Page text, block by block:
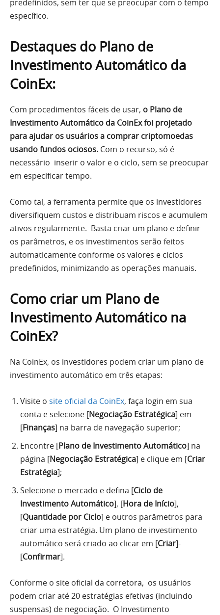
predefinidos, sem ter que se preocupar com o tempo
específico.
Destaques do Plano de
Investimento Automático da
CoinEx:
Com procedimentos fáceis de usar, o Plano de
Investimento Automático da CoinEx foi projetado
para ajudar os usuários a comprar criptomoedas
usando fundos ociosos. Com o recurso, só é
necessário inserir o valor e o ciclo, sem se preocupar
em especificar tempo.
Como tal, a ferramenta permite que os investidores
diversifiquem custos e distribuam riscos e acumulem
ativos regularmente. Basta criar um plano e definir
os parâmetros, e os investimentos serão feitos
automaticamente conforme os valores e ciclos
predefinidos, minimizando as operações manuais.
Como criar um Plano de
Investimento Automático na
CoinEx?
Na CoinEx, os investidores podem criar um plano de
investimento automático em três etapas:
Visite o site oficial da CoinEx, faça login em sua
conta e selecione [Negociação Estratégica] em
[Finanças] na barra de navegação superior;
Encontre [Plano de Investimento Automático] na
página [Negociação Estratégica] e clique em [Criar
Estratégia];
Selecione o mercado e defina [Ciclo de
Investimento Automático], [Hora de Início],
[Quantidade por Ciclo] e outros parâmetros para
criar uma estratégia. Um plano de investimento
automático será criado ao clicar em [Criar]-
[Confirmar].
Conforme o site oficial da corretora, os usuários
podem criar até 20 estratégias efetivas (incluindo
suspensas) de negociação. O Investimento